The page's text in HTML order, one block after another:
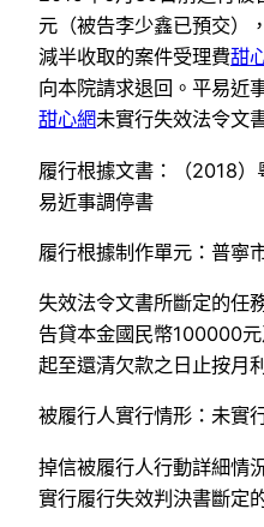
元（被告李少鑫已預交）
減半收取的案件受理費甜
向本院請求退回。平易近
甜心網未實行失效法令文
履行根據文書：（2018
易近事調停書
履行根據制作單元：普寧
失效法令文書所斷定的任
告貸本金國民幣100000
起至還清欠款之日止按月
被履行人實行情形：未實
掉信被履行人行動詳細情
實行履行失效判決書斷定